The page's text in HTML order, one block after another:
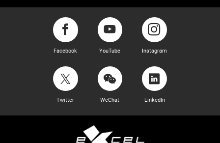
Facebook YouTube Instagram
Twitter WeChat LinkedIn